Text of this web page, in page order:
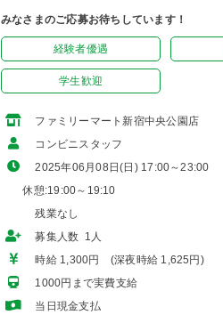
みなさまのご応募お待ちしています！
経験者優遇
学生歓迎
ファミリーマート新宿中央公園店
コンビニスタッフ
2025年06月08日(日) 17:00～23:00
休憩:19:00～19:10
残業なし
募集人数 1人
時給 1,300円 (深夜時給 1,625円)
1000円まで実費支給
当日現金支払